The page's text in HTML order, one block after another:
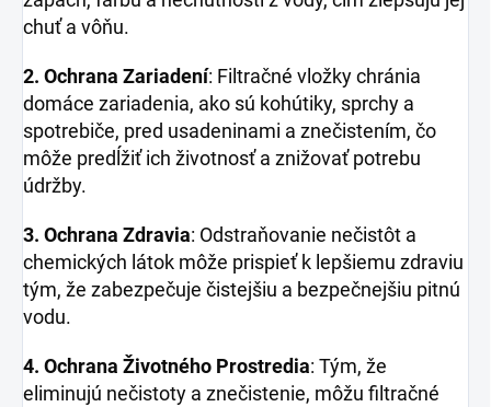
chuť a vôňu.
2. Ochrana Zariadení: Filtračné vložky chránia
domáce zariadenia, ako sú kohútiky, sprchy a
spotrebiče, pred usadeninami a znečistením, čo
môže predĺžiť ich životnosť a znižovať potrebu
údržby.
3. Ochrana Zdravia: Odstraňovanie nečistôt a
chemických látok môže prispieť k lepšiemu zdraviu
tým, že zabezpečuje čistejšiu a bezpečnejšiu pitnú
vodu.
4. Ochrana Životného Prostredia: Tým, že
eliminujú nečistoty a znečistenie, môžu filtračné